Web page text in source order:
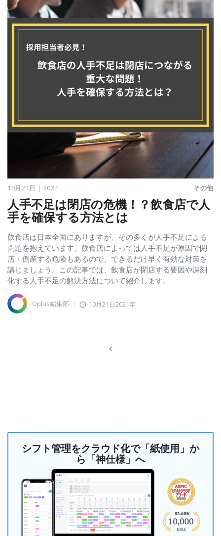
10月21日 | 2021 その他
人手不足は閉店の危機！？飲食店で人
手を確保する方法とは
飲食店は日本全国にありますが、その多くが人手不足による
問題を抱えています。飲食店によっては人手不足が原因で閉
店・倒産する危険もあるので、できるだけ早く有効な対策を
講じましょう。この記事では、飲食店が閉店する要因や深刻
化する人手不足の解決方法について紹介します。
Oplus編集部 10月21日2021年
シフト管理をクラウド化で「紙使用」か
ら「神仕様」へ